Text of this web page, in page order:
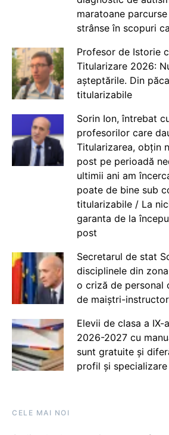
maratoane
strânse în scopuri
Profesor de Istorie
Titularizare 2026:
așteptările. Din
titularizabile
Sorin Ion, întrebat
profesorilor care
Titularizarea, obțin
post pe perioadă
ultimii ani am
poate de bine sub
titularizabile / La
garanta de la
post
Secretarul de stat
disciplinele din
o criză de personal
de maiștri-
Elevii de clasa a IX-
2026-2027 cu
sunt gratuite și
profil și specializare
CELE MAI NOI